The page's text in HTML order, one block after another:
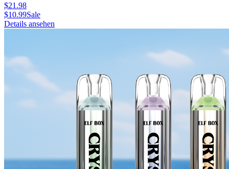
$21.98
$10.99Sale
Details ansehen